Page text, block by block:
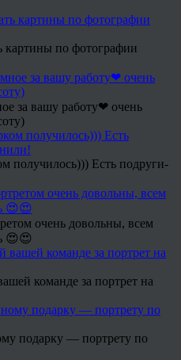
картины по фотографии
за вашу работу❤ очень
получилось))) Есть подруги-
очень довольны, всем
😍😍
команде за портрет на
подарку — портрету по